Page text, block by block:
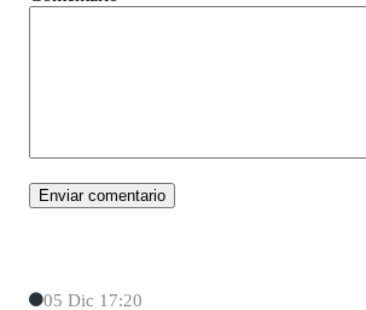
05 Dic 17:20